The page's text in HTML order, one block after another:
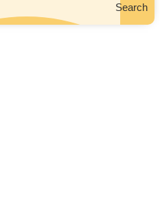
Search